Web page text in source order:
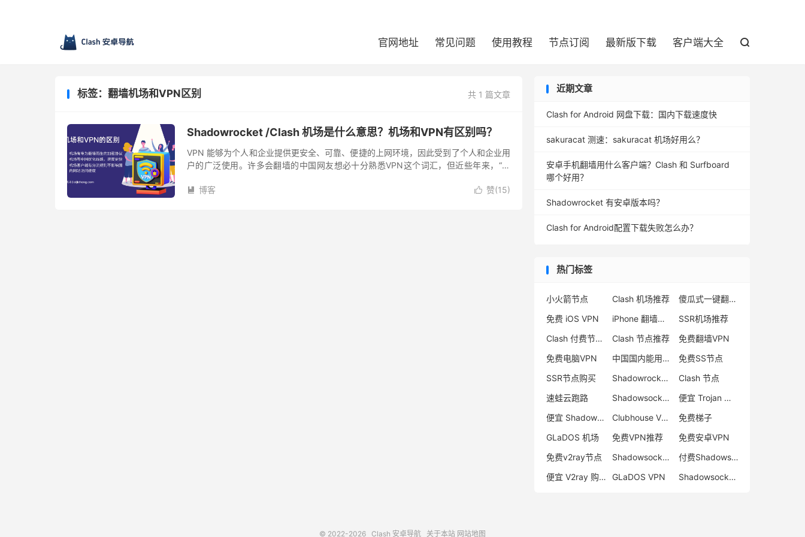
官网地址 常见问题 使用教程 节点订阅 最新版下载 客户端大全 
共 1 篇文章
标签：翻墙机场和VPN区别
Shadowrocket /Clash 机场是什么意思？机场和VPN有区别吗？
VPN 能够为个人和企业提供更安全、可靠、便捷的上网环境，因此受到了个人和企业用
户的广泛使用。许多会翻墙的中国网友想必十分熟悉VPN这个词汇，但近些年来，“机
翻...
 赞(15)
 博客
近期文章
Clash for Android 网盘下载：国内下载速度快
sakuracat 测速：sakuracat 机场好用么？
安卓手机翻墙用什么客户端？Clash 和 Surfboard
哪个好用？
Shadowrocket 有安卓版本吗？
Clash for Android配置下载失败怎么办？
热门标签
小火箭节点 Clash 机场推荐
傻瓜式一键翻墙VPN客户端
免费 iOS VPN
iPhone 翻墙代理软件
SSR机场推荐
Clash 付费节点购买
Clash 节点推荐
免费翻墙VPN
免费电脑VPN
中国国内能用的翻墙VPN推荐
免费SS节点
SSR节点购买
Shadowrocket 地址
Clash 节点
速蛙云跑路
Shadowsocks 付费节点
便宜 Trojan 购买
便宜 Shadowsocks 购买
Clubhouse VPN
免费梯子
GLaDOS 机场
免费VPN推荐
免费安卓VPN
免费v2ray节点
Shadowsocks 服务器
付费Shadowsocks推荐
便宜 V2ray 购买
GLaDOS VPN Shadowsocks 节点哪里买
© 2022-2026 Clash 安卓导航 关于本站 网站地图